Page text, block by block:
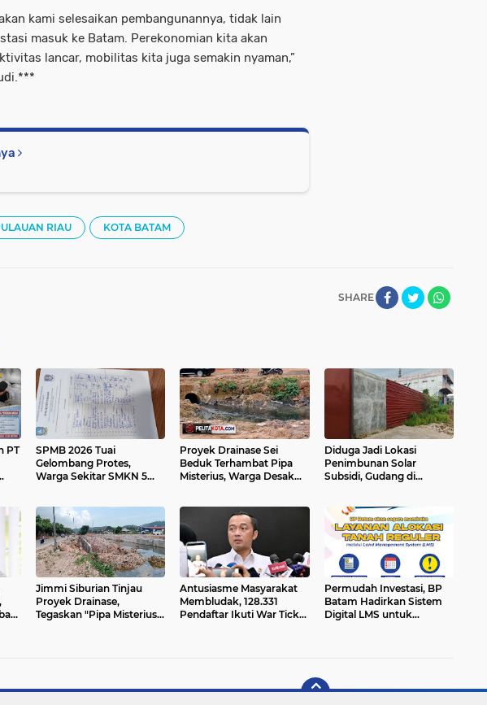
kami selesaikan pembangunannya, tidak lain
masuk ke Batam. Perekonomian kita akan
lancar, mobilitas kita juga semakin nyaman,”
RIAU KOTA BATAM
SHARE
PT
SPMB 2026 Tuai
Gelombang Protes,
Warga Sekitar SMKN 5
Proyek Drainase Sei
Beduk Terhambat Pipa
Misterius, Warga Desak
Diduga Jadi Lokasi
Penimbunan Solar
Subsidi, Gudang di
Diminta Bertindak
Jimmi Siburian Tinjau
Proyek Drainase,
Tegaskan "Pipa Misterius"
Antusiasme Masyarakat
Membludak, 128.331
Pendaftar Ikuti War Ticket
Permudah Investasi, BP
Batam Hadirkan Sistem
Digital LMS untuk